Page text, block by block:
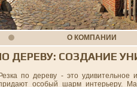
О КОМПАНИИ
ДЕРЕВУ: СОЗДАНИЕ
Резка по дереву - это удивительное
особый шарм интерьеру.